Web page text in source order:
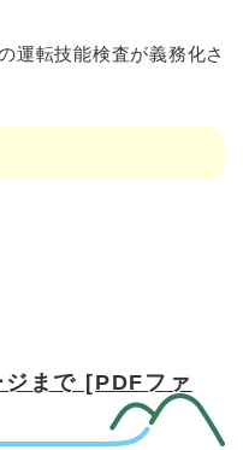
運転技能検査が義務化さ
まで [PDFファ